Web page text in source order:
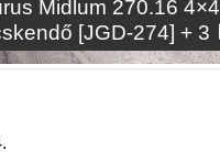
Midlum 270.16 4×4
[JGD-274] + 3